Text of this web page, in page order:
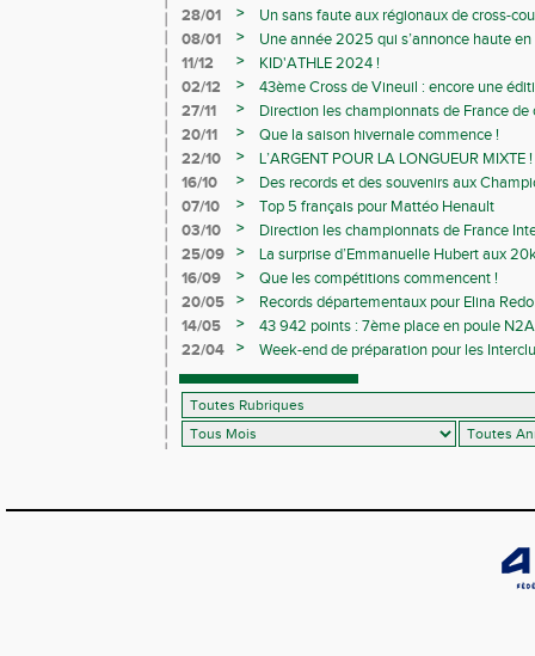
28/01
>
Un sans faute aux régionaux de cross-
08/01
>
Une année 2025 qui s’annonce haute
11/12
>
KID'ATHLE 2024 !
02/12
>
43ème Cross de Vineuil : encore une
27/11
>
Direction les championnats de France de
20/11
>
Que la saison hivernale commence !
22/10
>
L’ARGENT POUR LA LONGUEUR MIXTE !
16/10
>
Des records et des souvenirs aux
Avenirs
07/10 >
Top 5 français pour Mattéo Henault
03/10
>
Direction les championnats de France
25/09
>
La surprise d’Emmanuelle Hubert aux
16/09
>
Que les compétitions commencent !
20/05
>
Records départementaux pour Elina
14/05
>
43 942 points : 7ème place en poule
22/04
>
Week-end de préparation pour les